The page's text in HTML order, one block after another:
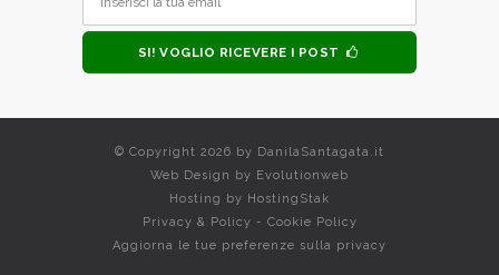
SI! VOGLIO RICEVERE I POST
© Copyright 2026 by DanilaSantagata.it
Web Design by Evolutionweb
Hosting by HostingStak
Privacy & Policy - Cookie Policy
Aggiorna le tue preferenze sulla privacy